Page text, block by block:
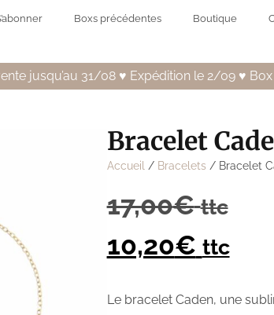
Boxs précédentes Boutique
jusqu’au 31/08 ♥️ Expédition le 2/09 ♥️
Bracelet
Accueil / Bracelets / Bracelet
17,00€ ttc
10,20€ ttc
Le bracelet Caden, une